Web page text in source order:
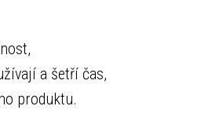
a šetří čas,
produktu.